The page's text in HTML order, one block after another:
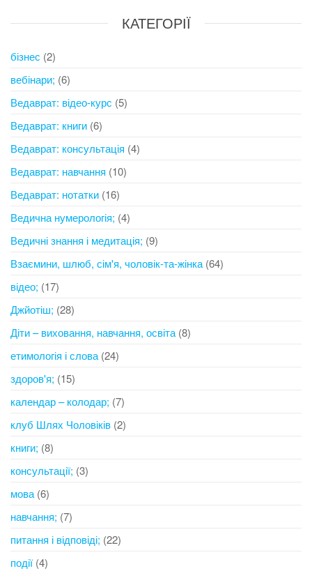
КАТЕГОРІЇ
бізнес (2)
вебінари; (6)
Ведаврат: відео-курс (5)
Ведаврат: книги (6)
Ведаврат: консультація (4)
Ведаврат: навчання (10)
Ведаврат: нотатки (16)
Ведична нумерологія; (4)
Ведичні знання і медитація; (9)
Взаємини, шлюб, сім'я, чоловік-та-жінка (64)
відео; (17)
Джйотіш; (28)
Діти – виховання, навчання, освіта (8)
етимологія і слова (24)
здоров'я; (15)
календар – колодар; (7)
клуб Шлях Чоловіків (2)
книги; (8)
консультації; (3)
мова (6)
навчання; (7)
питання і відповіді; (22)
події (4)